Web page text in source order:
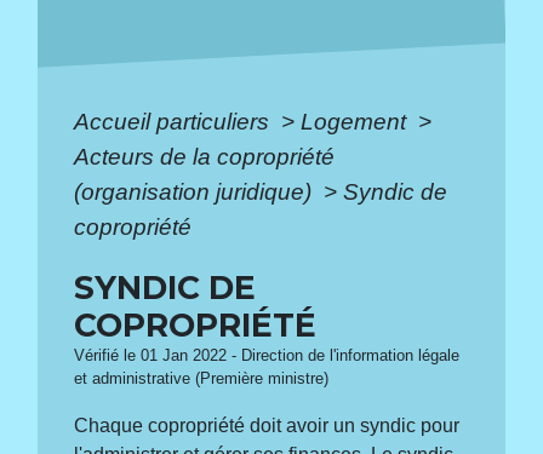
Accueil particuliers > Logement >
Acteurs de la copropriété
(organisation juridique) > Syndic de
copropriété
SYNDIC DE
COPROPRIÉTÉ
Vérifié le 01 Jan 2022 - Direction de l'information légale
et administrative (Première ministre)
Chaque copropriété doit avoir un syndic pour